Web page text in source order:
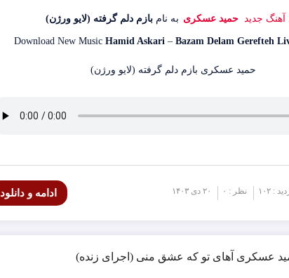
آهنگ جدید حمید عسکری به نام بازم دلم گرفته (لایو ورژن)
Download New MusicHamid Askari –Bazam Delam Gerefteh
: ۱۰۲ نظر : ۰ ۲۰ دی ۱۴۰۳ ادامه و دانلود
عسکری آهای تو که عشق منی (اجرای زنده)